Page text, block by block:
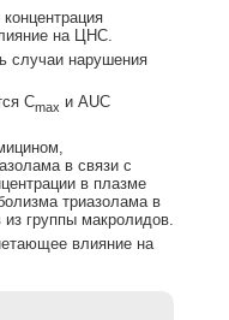
на ЦНС.
случаи нарушения
Cmax и AUC
в связи с
в плазме
триазолама в
группы макролидов.
влияние на